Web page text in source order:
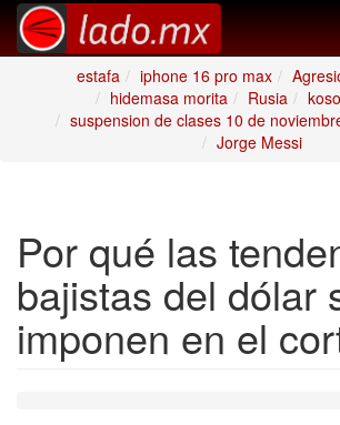
estafa
iphone 16 pro max
hidemasa morita
Rusia
suspension de clases 10 de
Jorge Messi
Por qué las
bajistas del dólar
imponen en el